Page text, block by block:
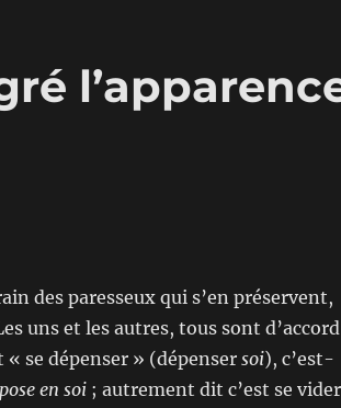
des paresseux qui s’en préservent,
uns et les autres, tous sont d’accord
« se dépenser » (dépenser soi), c’est-
en soi; autrement dit c’est se vider